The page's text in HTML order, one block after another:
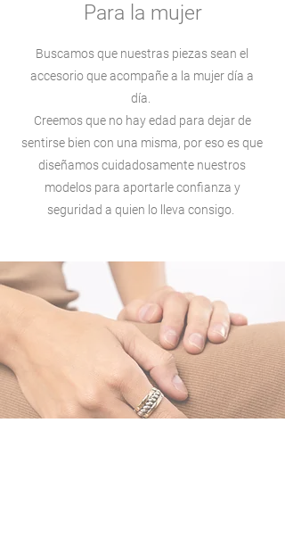
Para la mujer
Buscamos que nuestras piezas sean el
accesorio que acompañe a la mujer día a
día.
Creemos que no hay edad para dejar de
sentirse bien con una misma, por eso es que
diseñamos cuidadosamente nuestros
modelos para aportarle confianza y
seguridad a quien lo lleva consigo.